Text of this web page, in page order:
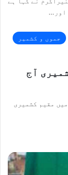
اور…
جموں و کشمیر
آج
مقیم کشمیری